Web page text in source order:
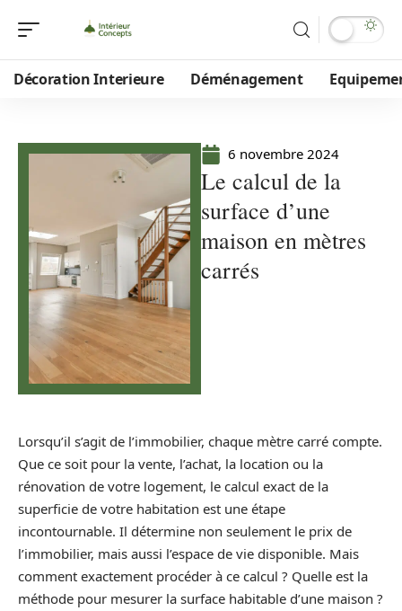
Décoration Interieure Déménagement
6 novembre 2024
Le calcul de la
surface d’une
maison en mètres
carrés
Lorsqu’il s’agit de l’immobilier, chaque mètre carré compte.
Que ce soit pour la vente, l’achat, la location ou la
rénovation de votre logement, le calcul exact de la
superficie de votre habitation est une étape
incontournable. Il détermine non seulement le prix de
l’immobilier, mais aussi l’espace de vie disponible. Mais
comment exactement procéder à ce calcul ? Quelle est la
méthode pour mesurer la surface habitable d’une maison ?